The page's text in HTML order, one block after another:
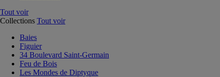
Tout voir
Collections Tout voir
Baies
Figuier
34 Boulevard Saint-Germain
Feu de Bois
Les Mondes de Diptyque